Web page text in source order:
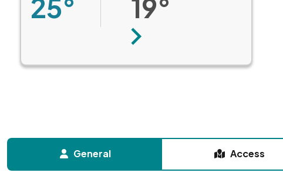
25° 19°
Next
General Access